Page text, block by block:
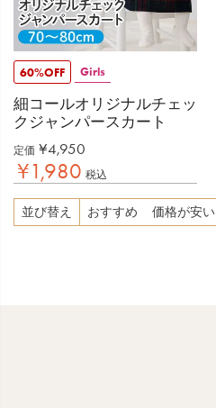
60%OFF Girls
細コールオリジナルチェッ
クジャンパースカート
定価 ¥4,950
¥1,980 税込
並び替え おすすめ 価格が安い